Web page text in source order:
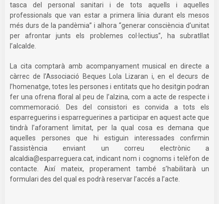
tasca del personal sanitari i de tots aquells i aquelles
professionals que van estar a primera línia durant els mesos
més durs de la pandèmia” i alhora “generar consciència d’unitat
per afrontar junts els problemes col·lectius”, ha subratllat
l’alcalde.
La cita comptarà amb acompanyament musical en directe a
càrrec de l’Associació Beques Lola Lizaran i, en el decurs de
l’homenatge, totes les persones i entitats que ho desitgin podran
fer una ofrena floral al peu de l’alzina, com a acte de respecte i
commemoració. Des del consistori es convida a tots els
esparreguerins i esparreguerines a participar en aquest acte que
tindrà l’aforament limitat, per la qual cosa es demana que
aquelles persones que hi estiguin interessades confirmin
l’assistència enviant un correu electrònic a
alcaldia@esparreguera.cat, indicant nom i cognoms i telèfon de
contacte. Així mateix, properament també s’habilitarà un
formulari des del qual es podrà reservar l’accés a l’acte.